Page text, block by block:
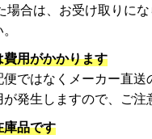
場合は、お受け取りに
費用がかかります
ではなくメーカー直送
発生しますので、ご注
庫品です